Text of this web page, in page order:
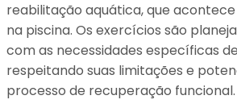
reabilitação aquática, que
na piscina. Os exercícios são
com as necessidades específicas
respeitando suas limitações e
processo de recuperação funcional.